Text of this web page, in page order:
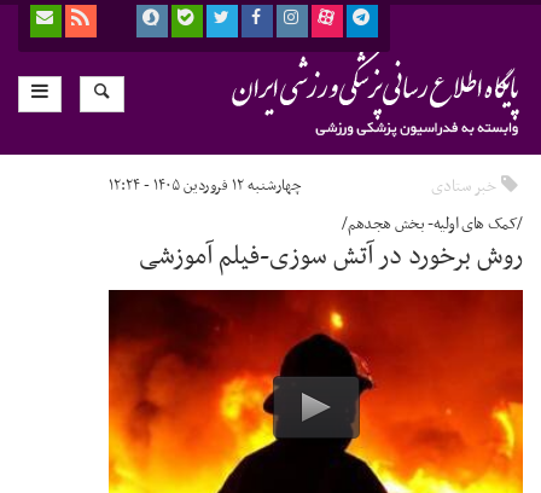
خبر ستادی چهارشنبه ۱۲ فروردین ۱۴۰۵ - ۱۲:۲۴
/کمک های اولیه- بخش هجدهم/
روش برخورد در آتش سوزی-فیلم آموزشی